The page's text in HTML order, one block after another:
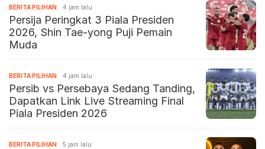
BERITA PILIHAN 4 jam lalu
Persija Peringkat 3 Piala Presiden
2026, Shin Tae-yong Puji Pemain
Muda
BERITA PILIHAN 4 jam lalu
Persib vs Persebaya Sedang Tanding,
Dapatkan Link Live Streaming Final
Piala Presiden 2026
BERITA PILIHAN 5 jam lalu